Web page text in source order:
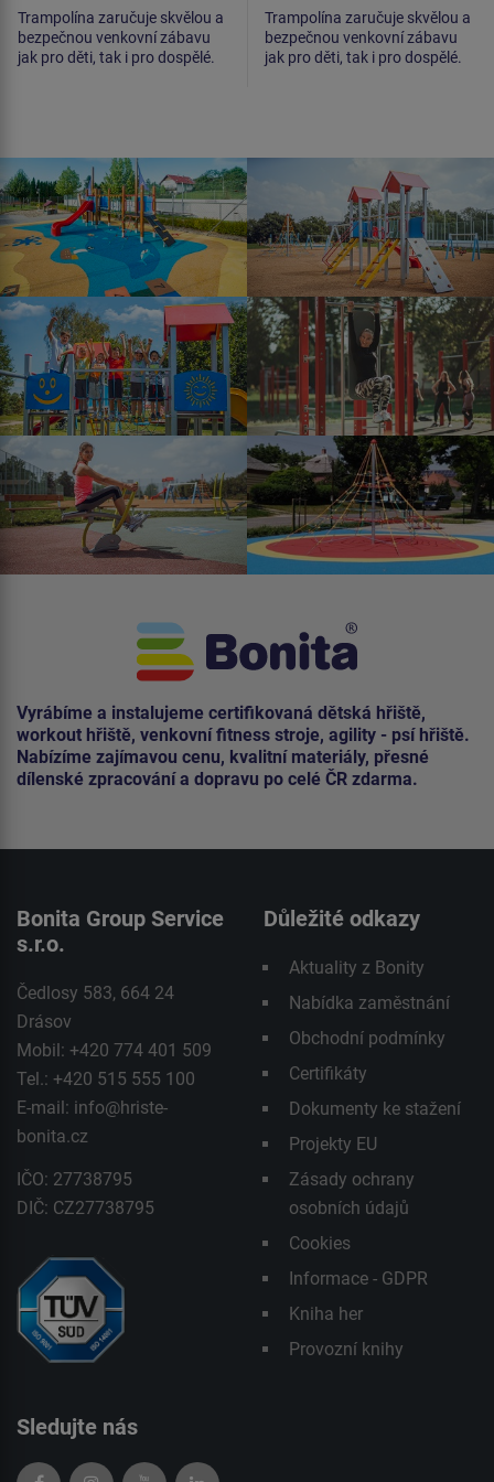
Trampolína zaručuje skvělou a
bezpečnou venkovní zábavu
jak pro děti, tak i pro dospělé.
Trampolína zaručuje skvělou a
bezpečnou venkovní zábavu
jak pro děti, tak i pro dospělé.
Vyrábíme a instalujeme certifikovaná dětská hřiště,
workout hřiště, venkovní fitness stroje, agility - psí hřiště.
Nabízíme zajímavou cenu, kvalitní materiály, přesné
dílenské zpracování a dopravu po celé ČR zdarma.
Bonita Group Service
s.r.o.
Čedlosy 583, 664 24
Drásov
Mobil: +420 774 401 509
Tel.: +420 515 555 100
E-mail: info@hriste-
bonita.cz
IČO: 27738795
DIČ: CZ27738795
Důležité odkazy
Aktuality z Bonity
Nabídka zaměstnání
Obchodní podmínky
Certifikáty
Dokumenty ke stažení
Projekty EU
Zásady ochrany
osobních údajů
Cookies
Informace - GDPR
Kniha her
Provozní knihy
Sledujte nás